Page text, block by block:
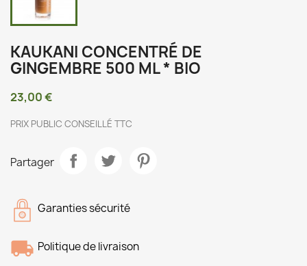
KAUKANI CONCENTRÉ DE
GINGEMBRE 500 ML * BIO
23,00 €
PRIX PUBLIC CONSEILLÉ TTC
Partager
Garanties sécurité
Politique de livraison